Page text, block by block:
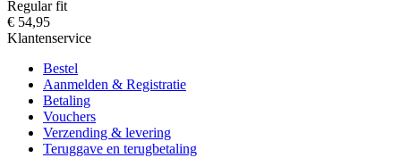
Regular fit
€ 54,95
Klantenservice
Bestel
Aanmelden & Registratie
Betaling
Vouchers
Verzending & levering
Teruggave en terugbetaling